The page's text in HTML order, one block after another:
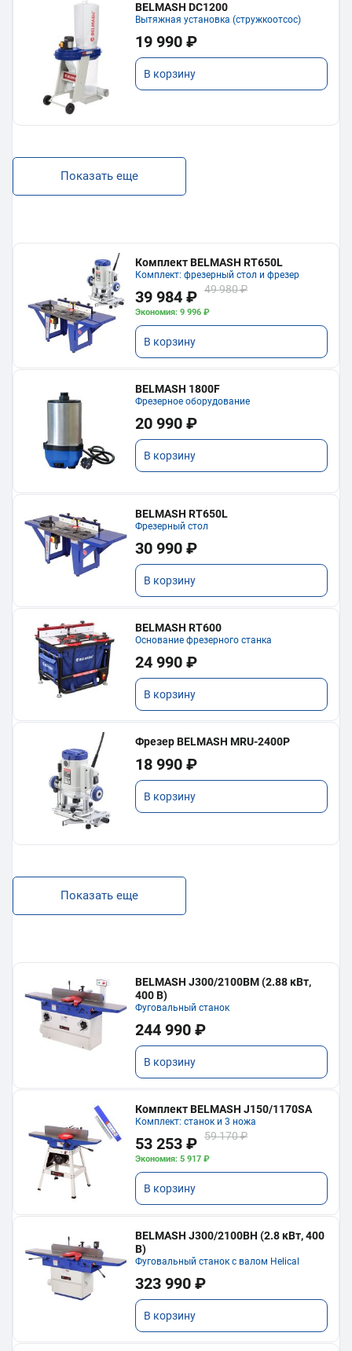
BELMASH DC1200
Вытяжная установка (стружкоотсос)
19 990 ₽
В корзину
Показать еще
Комплект BELMASH RT650L
Комплект: фрезерный стол и фрезер
39 984 ₽ 49 980 ₽
Экономия: 9 996 ₽
В корзину
BELMASH 1800F
Фрезерное оборудование
20 990 ₽
В корзину
BELMASH RT650L
Фрезерный стол
30 990 ₽
В корзину
BELMASH RT600
Основание фрезерного станка
24 990 ₽
В корзину
Фрезер BELMASH MRU-2400P
18 990 ₽
В корзину
Показать еще
BELMASH J300/2100ВМ (2.88 кВт,
400 В)
Фуговальный станок
244 990 ₽
В корзину
Комплект BELMASH J150/1170SA
Комплект: станок и 3 ножа
53 253 ₽ 59 170 ₽
Экономия: 5 917 ₽
В корзину
BELMASH J300/2100ВH (2.8 кВт, 400
В)
Фуговальный станок с валом Helical
323 990 ₽
В корзину